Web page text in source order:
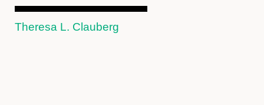
Theresa L. Clauberg